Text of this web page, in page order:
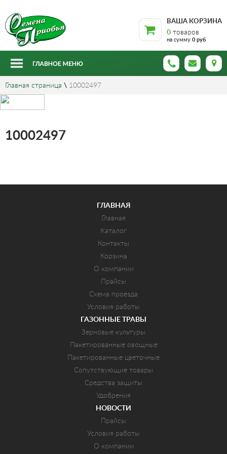
ВАША КОРЗИНА
0 товаров
на сумму 0 руб
Главная страница \ 10002497
10002497
ГЛАВНАЯ
Главная
Каталог
Контакты
Корзина
О компании
Прайсы
Схема проезда
Условия работы
ГАЗОННЫЕ ТРАВЫ
Зерновые культуры
Пакетированные овощные
Пакетированные цветочные
Сопутствующие товары
Средства защиты
Удобрения
НОВОСТИ
Прайсы
Условия работы
О компании